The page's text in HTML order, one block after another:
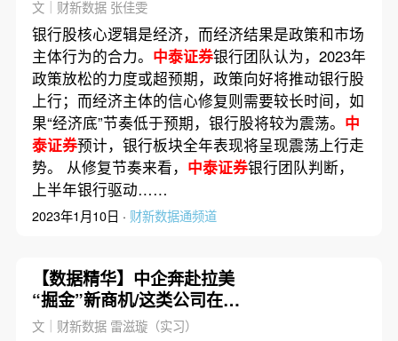
文｜财新数据 张佳雯
银行股核心逻辑是经济，而经济结果是政策和市场
主体行为的合力。 中泰证券银行团队认为，2023年
政策放松的力度或超预期，政策向好将推动银行股
上行；而经济主体的信心修复则需要较长时间，如
果“经济底”节奏低于预期，银行股将较为震荡。 中
泰证券预计，银行板块全年表现将呈现震荡上行走
势。 从修复节奏来看， 中泰证券银行团队判断，
上半年银行驱动……
2023年1月10日 · 财新数据通频道
【数据精华】中企奔赴拉美
“掘金”新商机/这类公司在严
监管下加速退场
文｜财新数据 雷滋璇（实习）